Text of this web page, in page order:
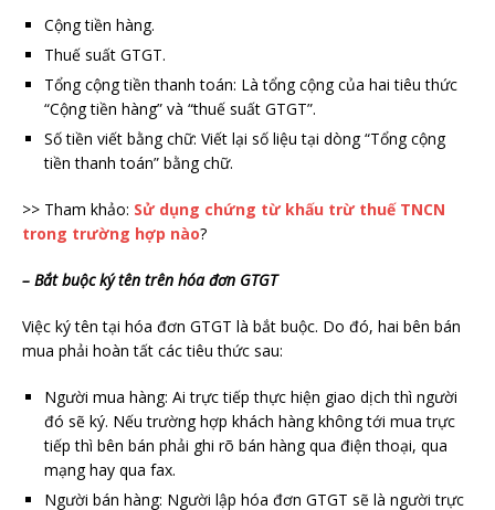
Cộng tiền hàng.
Thuế suất GTGT.
Tổng cộng tiền thanh toán: Là tổng cộng của hai tiêu thức
“Cộng tiền hàng” và “thuế suất GTGT”.
Số tiền viết bằng chữ: Viết lại số liệu tại dòng “Tổng cộng
tiền thanh toán” bằng chữ.
>> Tham khảo: Sử dụng chứng từ khấu trừ thuế TNCN
trong trường hợp nào?
– Bắt buộc ký tên trên hóa đơn GTGT
Việc ký tên tại hóa đơn GTGT là bắt buộc. Do đó, hai bên bán
mua phải hoàn tất các tiêu thức sau:
Người mua hàng: Ai trực tiếp thực hiện giao dịch thì người
đó sẽ ký. Nếu trường hợp khách hàng không tới mua trực
tiếp thì bên bán phải ghi rõ bán hàng qua điện thoại, qua
mạng hay qua fax.
Người bán hàng: Người lập hóa đơn GTGT sẽ là người trực